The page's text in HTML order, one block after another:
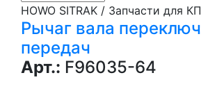
HOWO SITRAK / Запчасти для
Рычаг вала
передач
Арт.: F96035-64